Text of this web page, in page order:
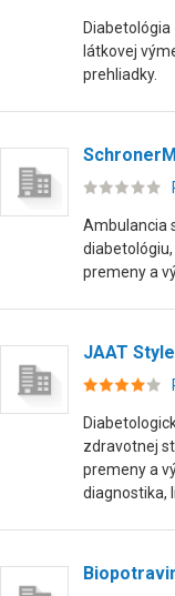
látkovej
prehliadky.
Ambulancia
premeny a
JAAT
zdravotnej
premeny a
diagnostika,